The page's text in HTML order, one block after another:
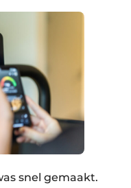
snel gemaakt.